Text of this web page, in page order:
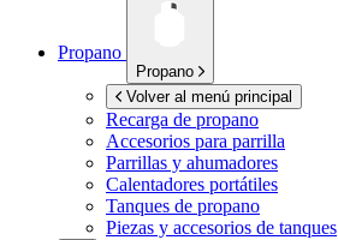
Propano
Propano
Volver al menú principal
Recarga de propano
Accesorios para parrilla
Parrillas y ahumadores
Calentadores portátiles
Tanques de propano
Piezas y accesorios de tanques